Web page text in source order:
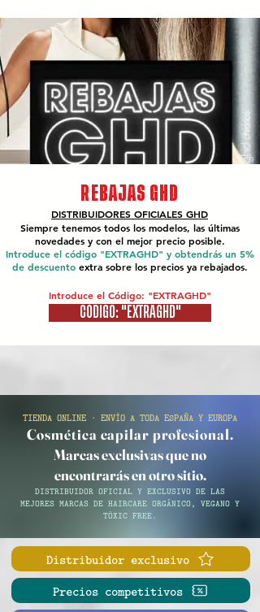
REBAJAS GHD
DISTRIBUIDORES OFICIALES GHD
Siempre tenemos todos los modelos, las últimas
novedades y con el mejor precio posible.
Introduce el código "EXTRAGHD" y obtendrás un 5%
de descuento extra sobre los precios ya rebajados.
Introduce el Código: "EXTRAGHD"
CÓDIGO: "EXTRAGHD"
TIENDA ONLINE · ENVÍO A TODA ESPAÑA Y EUROPA
Cosmética capilar profesional.
Marcas exclusivas que no
encontrarás en otro sitio.
DISTRIBUIDOR OFICIAL Y EXCLUSIVO DE LAS
MEJORES MARCAS DE HAIRCARE ORGÁNICO, VEGANO Y
TÓXIC FREE.
Distribuidor exclusivo
Precios competitivos